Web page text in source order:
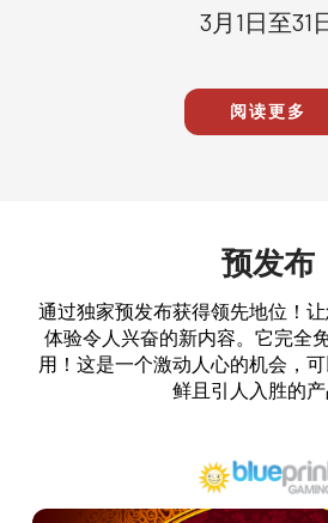
3月1日至31
阅读更多
预发布
通过独家预发布获得领先地位！
体验令人兴奋的新内容。它完全
用！这是一个激动人心的机会，
鲜且引人入胜的产